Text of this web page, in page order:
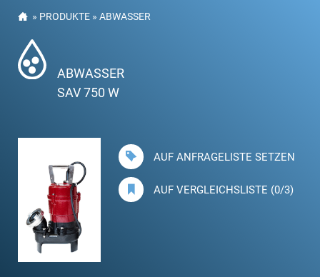
» PRODUKTE »ABWASSER
ABWASSER
SAV 750 W
AUF ANFRAGELISTE SETZEN
AUF VERGLEICHSLISTE (0/3)